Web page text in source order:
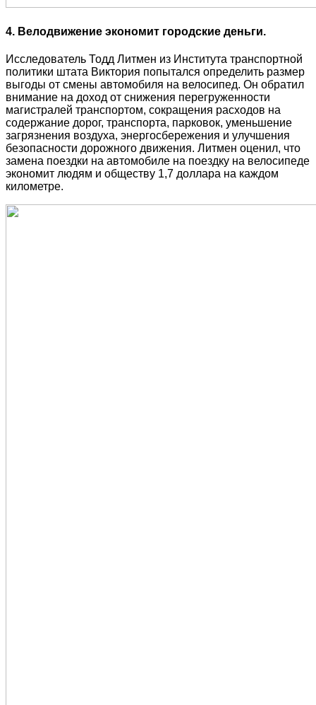
4. Велодвижение экономит городские деньги.
Исследователь Тодд Литмен из Института транспортной
политики штата Виктория попытался определить размер
выгоды от смены автомобиля на велосипед. Он обратил
внимание на доход от снижения перегруженности
магистралей транспортом, сокращения расходов на
содержание дорог, транспорта, парковок, уменьшение
загрязнения воздуха, энергосбережения и улучшения
безопасности дорожного движения. Литмен оценил, что
замена поездки на автомобиле на поездку на велосипеде
экономит людям и обществу 1,7 доллара на каждом
километре.